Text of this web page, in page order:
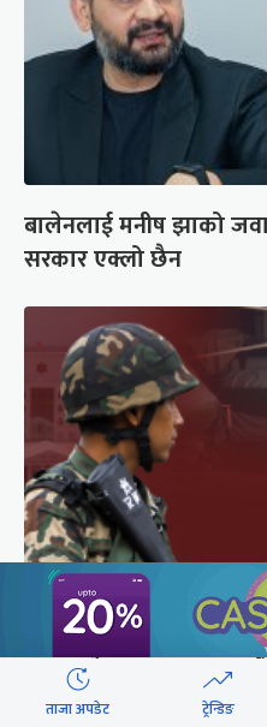
बालेनलाई मनीष झाको
सरकार एक्लो छैन
सेनाको नाइटभिजन
जनताको ज्यान बचाउन
ताजा अपडेट ट्रेन्डिङ